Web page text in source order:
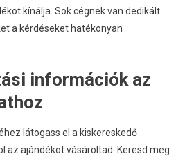
kínálja. Sok cégnek van dedikált
a kérdéseket hatékonyan
információk az
látogass el a kiskereskedő
az ajándékot vásároltad. Keresd meg